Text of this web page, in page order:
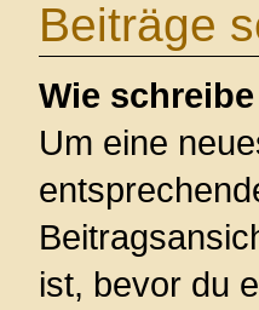
Beiträge
Wie
Um eine
ist, bevor du